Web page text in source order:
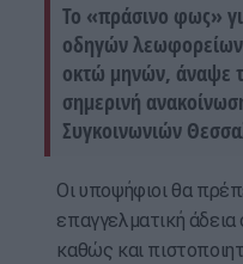
Το «πράσινο φως»
οδηγών
οκτώ μηνών, άναψε
σημερινή
Συγκοινωνιών
Οι υποψήφιοι θα
επαγγελματική άδεια
καθώς και